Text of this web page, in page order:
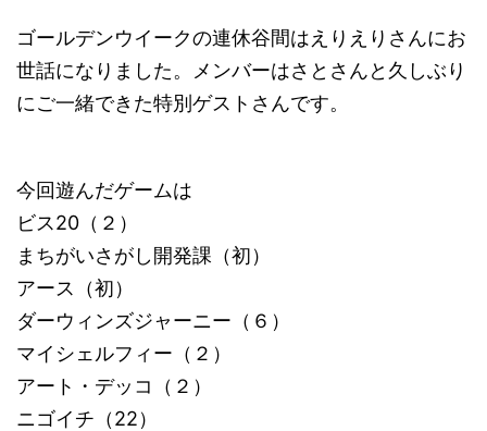
ゴールデンウイークの連休谷間はえりえりさんにお
世話になりました。メンバーはさとさんと久しぶり
にご一緒できた特別ゲストさんです。
今回遊んだゲームは
ビス20（２）
まちがいさがし開発課（初）
アース（初）
ダーウィンズジャーニー（６）
マイシェルフィー（２）
アート・デッコ（２）
ニゴイチ（22）